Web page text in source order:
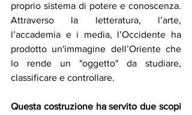
proprio sistema di potere e conoscenza.
Attraverso la letteratura, l’arte,
l’accademia e i media, l’Occidente ha
prodotto un'immagine dell’Oriente che
lo rende un "oggetto" da studiare,
classificare e controllare.
Questa costruzione ha servito due scopi